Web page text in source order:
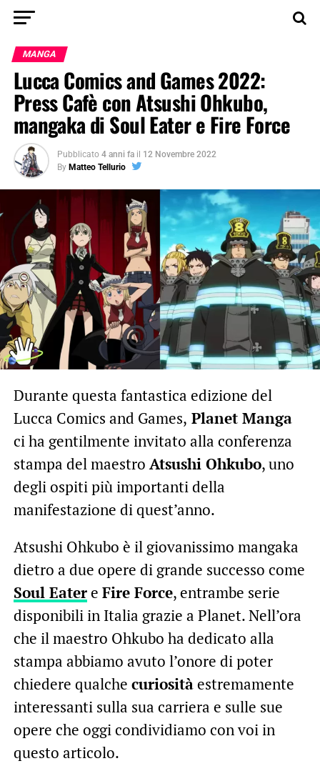
MANGA
Lucca Comics and Games 2022:
Press Cafè con Atsushi Ohkubo,
mangaka di Soul Eater e Fire Force
Pubblicato 4 anni fa il 12 Novembre 2022
By Matteo Tellurio
Durante questa fantastica edizione del
Lucca Comics and Games, Planet Manga
ci ha gentilmente invitato alla conferenza
stampa del maestro Atsushi Ohkubo, uno
degli ospiti più importanti della
manifestazione di quest’anno.
Atsushi Ohkubo è il giovanissimo mangaka
dietro a due opere di grande successo come
Soul Eatere Fire Force, entrambe serie
disponibili in Italia grazie a Planet. Nell’ora
che il maestro Ohkubo ha dedicato alla
stampa abbiamo avuto l’onore di poter
chiedere qualche curiositàestremamente
interessanti sulla sua carriera e sulle sue
opere che oggi condividiamo con voi in
questo articolo.